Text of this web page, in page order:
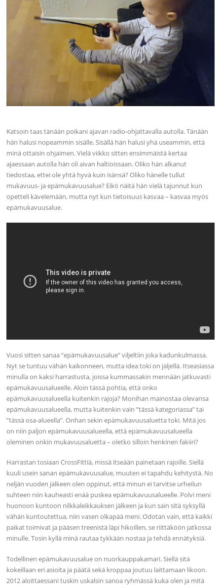
Katsoin taas tänään poikani ajavan radio-ohjattavalla autolla. Tänään
hän halusi nopeammin sisälle. Sisällä hän halusi yhä useammin, että
minä ottaisin ohjaimen. Vielä viikko sitten ensimmäistä kertaa
ajaessaan autolla hän oli aivan haltioissaan. Oliko hän alkanut
tiedostaa, ettei ole yhtä hyvä kuin isänsä? Oliko hänelle tullut
mukavuus- ja epämukavuusalue? Eikö näitä hän vielä tajunnut kun
opetteli kävelemään, mutta nyt kun tietoisuus kasvaa – kasvaa myös
epämukavuusalue.
Vuosi sitten sanaa “epämukavuusalue” viljeltiin joka kadunkulmassa.
Nyt se tuntuu vähän kaikonneen, mutta idea toki on jäljellä. Itseasiassa
minulla on kaksi harrastusta, joissa kummassakin mennään jatkuvasti
epämukavuusalueelle. Aloin tässä pohtia, että onko
epämukavuusalueella kuitenkin rajoja? Monihan mainostaa olevansa
epämukavuusalueella, mutta kuitenkin vain ”tässä kategoriassa” tai
”tässä osa-alueella”. Onhan sekin epämukavuusaluetta toki. Mitä jos
on niin paljon epämukavuusalueella, että epämukavuusalueella
oleminen onkin mukavuusaluetta – oletko silloin henkinen fakiiri?
Harrastan tosiaan CrossFittiä, missä itseään painetaan rajoille. Siellä
kuuli usein sanan epämukavuusalue, muuten ei tapahdu kehitystä. No
neljän vuoden jälkeen olen oppinut, että minun ei tarvitse urheilun
suhteen niin kauheasti enää puskea epämukavuusalueelle. Polvi meni
huonoon kuntoon nilkkaleikkauksen jälkeen ja kun sain sitä syksyllä
vähän kuntoutettua, niin vasen olkapää meni. Odotan vain, että kaikki
paikat toimivat ja pääsen treenistä läpi hikoillen, se riittäköön jatkossa
minulle. Tosin kyllä minä rautaa tykkään nostaa ja tehdä ennätyksiä.
Todellinen epämukavuusalue on nuorkauppakamari. Siellä sitä
kokeillaan eri asioita ja päätä sekä kroppaa joutuu laittamaan likoon.
2012 aloittaessani tuskin uskalsin sanoa ryhmässä kuka olen ja mitä